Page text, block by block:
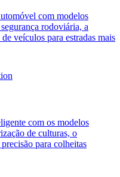
com modelos
rodoviária, a
veículos para estradas mais
com os modelos
de culturas, o
para colheitas